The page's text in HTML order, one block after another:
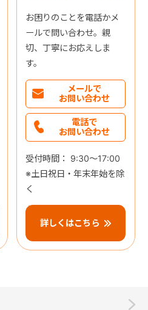
お困りのことを電話かメ
ールで問い合わせ。親
切、丁寧にお応えしま
す。
メールで
お問い合わせ
電話で
お問い合わせ
受付時間： 9:30～17:00
※土日祝日・年末年始を除
く
詳しくはこちら